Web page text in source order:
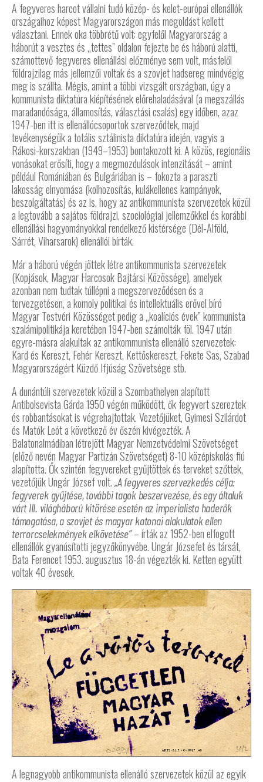
A fegyveres harcot vállalni tudó közép- és kelet-európai ellenállók
országaihoz képest Magyarországon más megoldást kellett
választani. Ennek oka többrétű volt: egyfelől Magyarország a
háborút a vesztes és „tettes” oldalon fejezte be és háború alatti,
számottevő fegyveres ellenállási előzménye sem volt, másfelől
földrajzilag más jellemzői voltak és a szovjet hadsereg mindvégig
meg is szállta. Mégis, amint a többi vizsgált országban, úgy a
kommunista diktatúra kiépítésének előrehaladásával (a megszállás
maradandósága, államosítás, választási csalás) egy időben, azaz
1947-ben itt is ellenállócsoportok szerveződtek, majd
tevékenységük a totális sztálinista diktatúra idején, vagyis a
Rákosi-korszakban (1949–1953) bontakozott ki. A közös, regionális
vonásokat erősíti, hogy a megmozdulások intenzitását – amint
például Romániában és Bulgáriában is – fokozta a paraszti
lakosság elnyomása (kolhozosítás, kulákellenes kampányok,
beszolgáltatás) és az is, hogy az antikommunista szervezetek közül
a legtovább a sajátos földrajzi, szociológiai jellemzőkkel és korábbi
ellenállási hagyományokkal rendelkező kistérsége (Dél-Alföld,
Sárrét, Viharsarok) ellenállói bírták.
Már a háború végén jöttek létre antikommunista szervezetek
(Kopjások, Magyar Harcosok Bajtársi Közössége), amelyek
azonban nem tudtak túllépni a megszerveződésen és a
tervezgetésen, a komoly politikai és intellektuális erővel bíró
Magyar Testvéri Közösséget pedig a „koalíciós évek” kommunista
szalámipolitikája keretében 1947-ben számolták föl. 1947 után
egyre-másra alakultak az antikommunista ellenálló szervezetek:
Kard és Kereszt, Fehér Kereszt, Kettőskereszt, Fekete Sas, Szabad
Magyarországért Küzdő Ifjúság Szövetsége stb.
A dunántúli szervezetek közül a Szombathelyen alapított
Antibolsevista Gárda 1950 végén működött, ők fegyvert szereztek
és robbantásokat is végrehajtottak. Vezetőjüket, Gyimesi Szilárdot
és Matók Leót a következő év őszén kivégezték. A
Balatonalmádiban létrejött Magyar Nemzetvédelmi Szövetséget
(előző nevén Magyar Partizán Szövetséget) 8-10 középiskolás fiú
alapította. Ők szintén fegyvereket gyűjtöttek és terveket szőttek,
vezetőjük Ungár József volt. „A fegyveres szervezkedés célja:
fegyverek gyűjtése, további tagok beszervezése, és egy általuk
várt III. világháború kitörése esetén az imperialista haderők
támogatása, a szovjet és magyar katonai alakulatok ellen
terrorcselekmények elkövetése”– írták az 1952-ben elfogott
ellenállók gyanúsítotti jegyzőkönyvébe. Ungár Józsefet és társát,
Bata Ferencet 1953. augusztus 18-án végezték ki. Ketten együtt
voltak 40 évesek.
A legnagyobb antikommunista ellenálló szervezetek közül az egyik